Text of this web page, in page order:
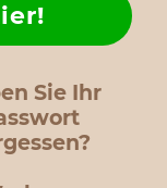
Sie Ihr